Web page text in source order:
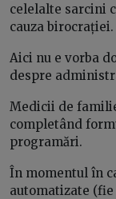
celelalte sarcini
cauza birocrației.
Aici nu e vorba
despre
Medicii de
completând
programări.
În momentul în
automatizate